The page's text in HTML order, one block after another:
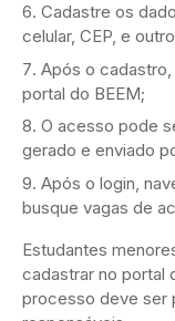
Cadastre os
celular, CEP, e
Após o
portal do BEEM;
O acesso pode
gerado e enviado
Após o login,
busque vagas de
Estudantes
cadastrar no portal
processo deve ser